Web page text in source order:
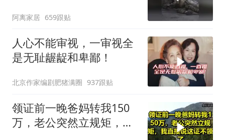
阿离家居 659跟贴
人心不能审视，一审视全
是无耻龌龊和卑鄙！
北京作家编剧肥猪满圈 937跟贴
领证前一晚爸妈转我150
万，老公突然立规矩，我